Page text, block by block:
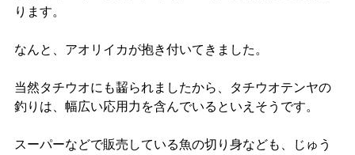
ります。
なんと、アオリイカが抱き付いてきました。
当然タチウオにも齧られましたから、タチウオテンヤの
釣りは、幅広い応用力を含んでいるといえそうです。
スーパーなどで販売している魚の切り身なども、じゅう